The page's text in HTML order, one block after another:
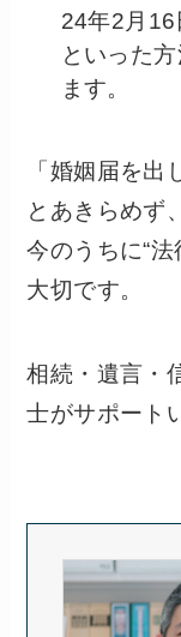
24年2月16
といった
ます。
「婚姻届を出
とあきらめず、
今のうちに“
大切です。
相続・遺言・
士がサポート